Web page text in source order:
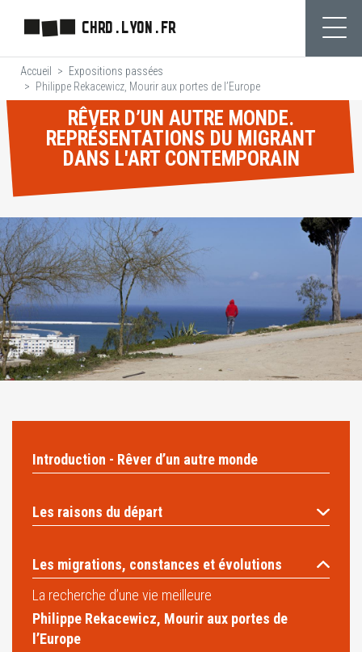
contenu
principal
CHRD.LYON.FR
Accueil
Expositions passées
Philippe Rekacewicz, Mourir aux portes de l’Europe
RÊVER D’UN AUTRE MONDE.
REPRÉSENTATIONS DU MIGRANT
DANS L'ART CONTEMPORAIN
Introduction - Rêver d’un autre monde
Les raisons du départ
Les migrations, constances et évolutions
La recherche d’une vie meilleure
Philippe Rekacewicz, Mourir aux portes de
l’Europe